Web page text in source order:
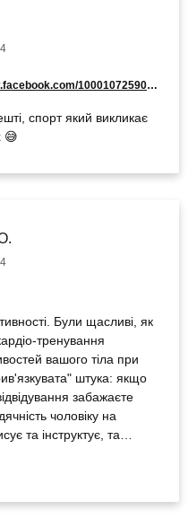
https://www.facebook.com/100010725904492
спорт який викликає
😅
Були щасливі, як
тренування
вашого тіла при
штука: якщо
забажаєте
чоловіку на
та інструктує, та
який піклується про